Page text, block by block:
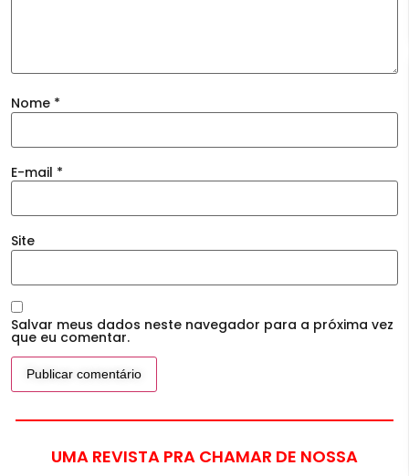
Nome *
E-mail *
Site
Salvar meus dados neste navegador para a próxima vez
que eu comentar.
UMA REVISTA PRA CHAMAR DE NOSSA